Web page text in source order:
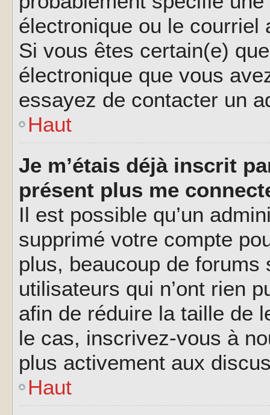
électronique ou le courriel
Si vous êtes certain(e)
électronique que vous
essayez de contacter un
Haut
Je m’étais déjà inscrit
présent plus me
Il est possible qu’un
supprimé votre compte
plus, beaucoup de
utilisateurs qui n’ont rien
afin de réduire la taille de
le cas, inscrivez-vous à
plus activement aux
Haut